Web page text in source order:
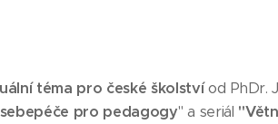
téma pro české školstvíod PhDr.
pro pedagogy" a seriál